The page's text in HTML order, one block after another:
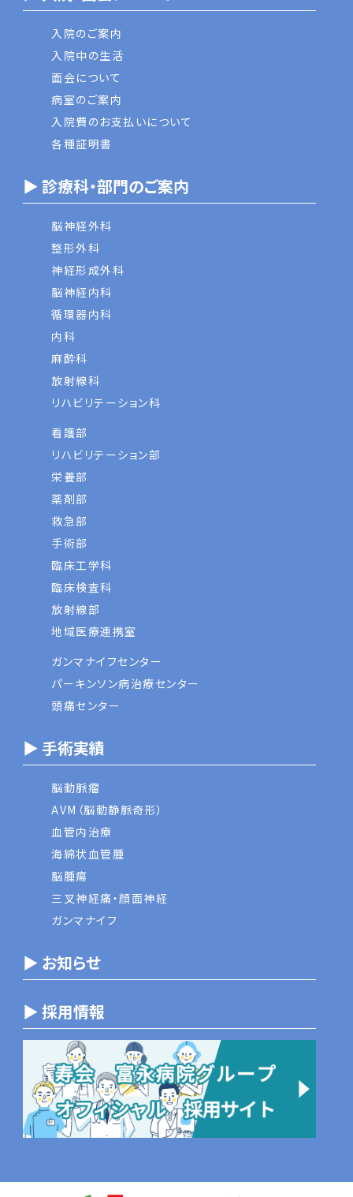
入院のご案内
入院中の生活
面会について
病室のご案内
入院費のお支払いについて
各種証明書
▶ 診療科・部門のご案内
脳神経外科
整形外科
神経形成外科
脳神経内科
循環器内科
内科
麻酔科
放射線科
リハビリテーション科
看護部
リハビリテーション部
栄養部
薬剤部
救急部
手術部
臨床工学科
臨床検査科
放射線部
地域医療連携室
ガンマナイフセンター
パーキンソン病治療センター
頭痛センター
▶ 手術実績
脳動脈瘤
AVM（脳動静脈奇形）
血管内治療
海綿状血管腫
脳腫瘍
三叉神経痛・顔面神経
ガンマナイフ
▶ お知らせ
▶ 採用情報